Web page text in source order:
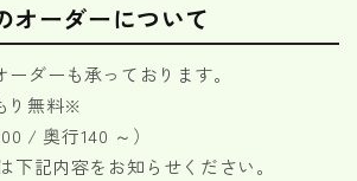
オーダーについて
ダーも承っております。
り無料※
/ 奥行140 ～）
下記内容をお知らせください。